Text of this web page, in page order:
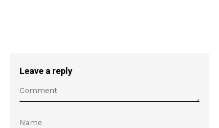
Leave a reply